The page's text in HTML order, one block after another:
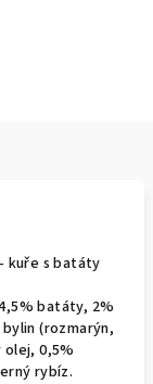
- kuře s batáty
batáty, 2%
(rozmarýn,
0,5%
rybíz.